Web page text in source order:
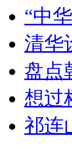
“中
清华
盘点
想过
祁连